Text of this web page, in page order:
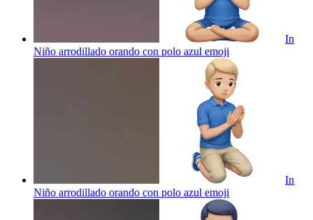
In
Niño arrodillado orando con polo azul emoji
In
Niño arrodillado orando con polo azul emoji